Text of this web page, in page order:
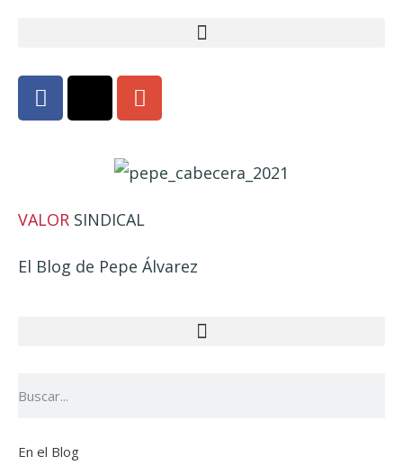
VALOR SINDICAL
El Blog de Pepe Álvarez
En el Blog